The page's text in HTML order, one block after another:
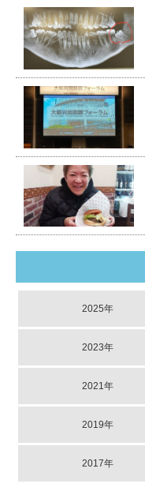
2025年
2023年
2021年
2019年
2017年